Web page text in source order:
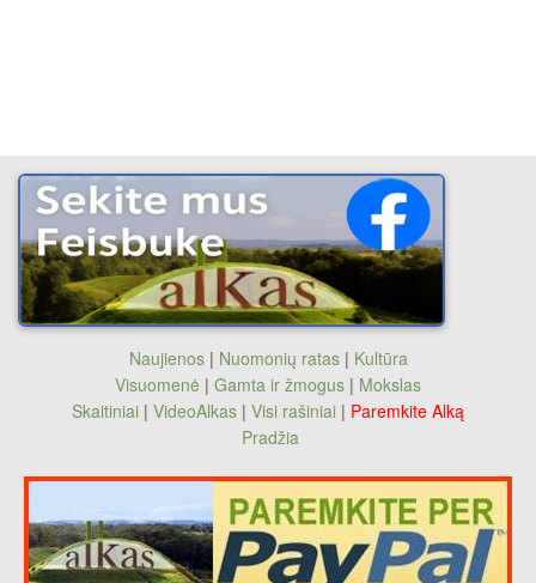
Naujienos| Nuomonių ratas| Kultūra
Visuomenė | Gamta ir žmogus | Mokslas
Skaitiniai | VideoAlkas | Visi rašiniai | Paremkite Alką
Pradžia